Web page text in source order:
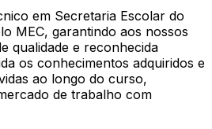
em Secretaria Escolar do
MEC, garantindo aos nossos
qualidade e reconhecida
os conhecimentos adquiridos e
ao longo do curso,
de trabalho com